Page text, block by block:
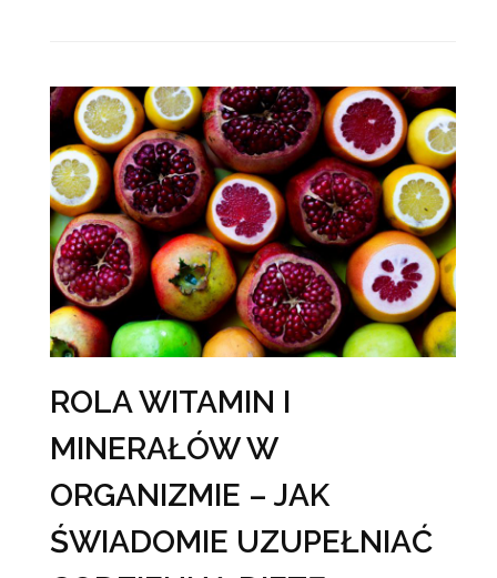
ROLA WITAMIN I
MINERAŁÓW W
ORGANIZMIE – JAK
ŚWIADOMIE UZUPEŁNIAĆ